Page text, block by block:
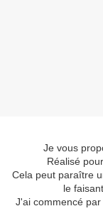
Je vous
Réalisé
Cela peut paraître
le
J'ai commencé